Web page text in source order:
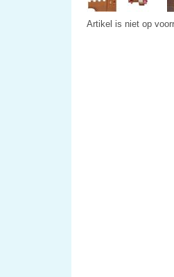
Artikel is niet op